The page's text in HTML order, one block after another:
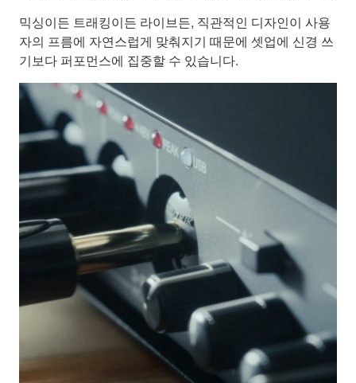
믹싱이든 트래킹이든 라이브든, 직관적인 디자인이 사용
자의 프름에 자연스럽게 맞춰지기 때문에 셋업에 신경 쓰
기보다 퍼포먼스에 집중할 수 있습니다.